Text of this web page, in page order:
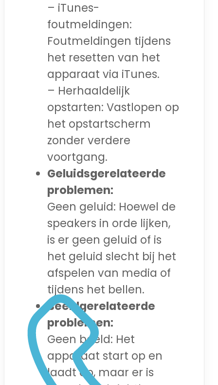
– iTunes-
foutmeldingen:
Foutmeldingen tijdens
het resetten van het
apparaat via iTunes.
– Herhaaldelijk
opstarten: Vastlopen op
het opstartscherm
zonder verdere
voortgang.
Geluidsgerelateerde
problemen:
Geen geluid: Hoewel de
speakers in orde lijken,
is er geen geluid of is
het geluid slecht bij het
afspelen van media of
tijdens het bellen.
Beeldgerelateerde
problemen:
Geen beeld: Het
apparaat start op en
laadt op, maar er is